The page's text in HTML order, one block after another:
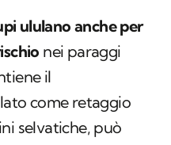
ululano anche per
nei paraggi
il
come retaggio
selvatiche, può